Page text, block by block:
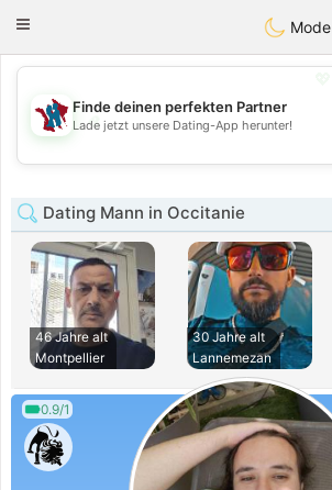
Taimerais
Toggle
Mode
💖
💕
Finde deinen perfekten Partner
Lade jetzt unsere Dating-App herunter!
Dating Mann in Occitanie
46 Jahre alt
Montpellier
30 Jahre alt
Lannemezan
0.9/1